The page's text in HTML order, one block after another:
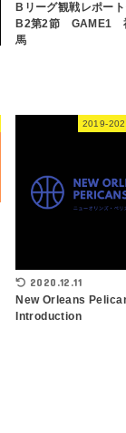
Bリーグ観戦レポート
B2第2節 GAME1
馬
2019-
2020.12.11
New Orleans
Introduction